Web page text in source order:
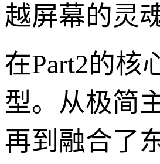
越屏幕的灵
在Part2的核
型。从极简
再到融合了